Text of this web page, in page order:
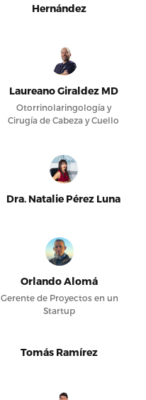
Hernández
Laureano Giraldez MD
Otorrinolaringología y
Cirugía de Cabeza y Cuello
Dra. Natalie Pérez Luna
Orlando Alomá
Gerente de Proyectos en un
Startup
Tomás Ramírez